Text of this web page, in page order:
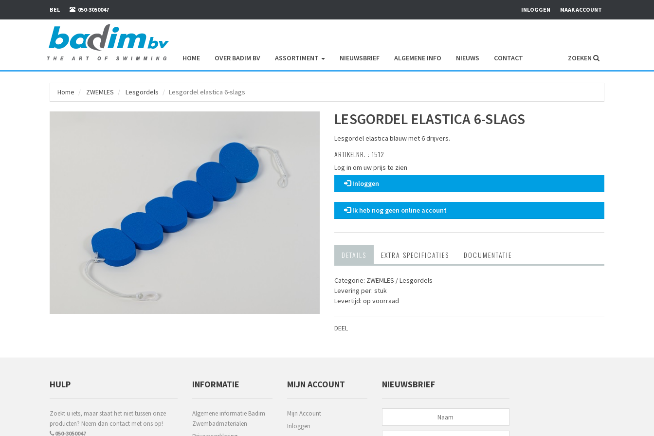
BEL 050-3050047 INLOGGEN MAAK ACCOUNT
HOME OVER BADIM BV ASSORTIMENT NIEUWSBRIEF ALGEMENE INFO NIEUWS CONTACT ZOEKEN
Home ZWEMLES Lesgordels Lesgordel elastica 6-slags
LESGORDEL ELASTICA 6-SLAGS
Lesgordel elastica blauw met 6 drijvers.
ARTIKELNR. : 1512
Log in om uw prijs te zien
Inloggen
Ik heb nog geen online account
DETAILS EXTRA SPECIFICATIES DOCUMENTATIE
Categorie: ZWEMLES / Lesgordels
Levering per: stuk
Levertijd: op voorraad
DEEL
HULP
Zoekt u iets, maar staat het niet tussen onze
producten? Neem dan contact met ons op!
050-3050047
INFORMATIE
Algemene informatie Badim
Zwembadmaterialen
MIJN ACCOUNT
Mijn Account
Inloggen
NIEUWSBRIEF